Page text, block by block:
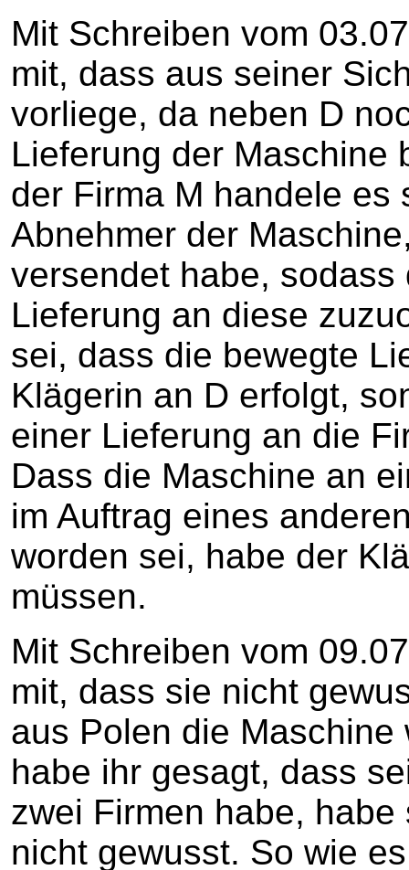
Mit Schreiben vom
mit, dass aus seiner
vorliege, da neben D
Lieferung der Maschine
der Firma M handele es
Abnehmer der
versendet habe,
Lieferung an diese
sei, dass die bewegte
Klägerin an D erfolgt,
einer Lieferung an die
Dass die Maschine an
im Auftrag eines
worden sei, habe der
müssen.
Mit Schreiben vom
mit, dass sie nicht
aus Polen die
habe ihr gesagt, dass
zwei Firmen habe,
nicht gewusst. So wie